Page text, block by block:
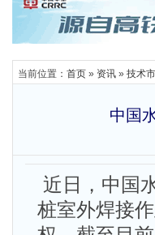
当前位置： 首页 » 资讯 » 技术
中国
近日，中国
桩室外焊接